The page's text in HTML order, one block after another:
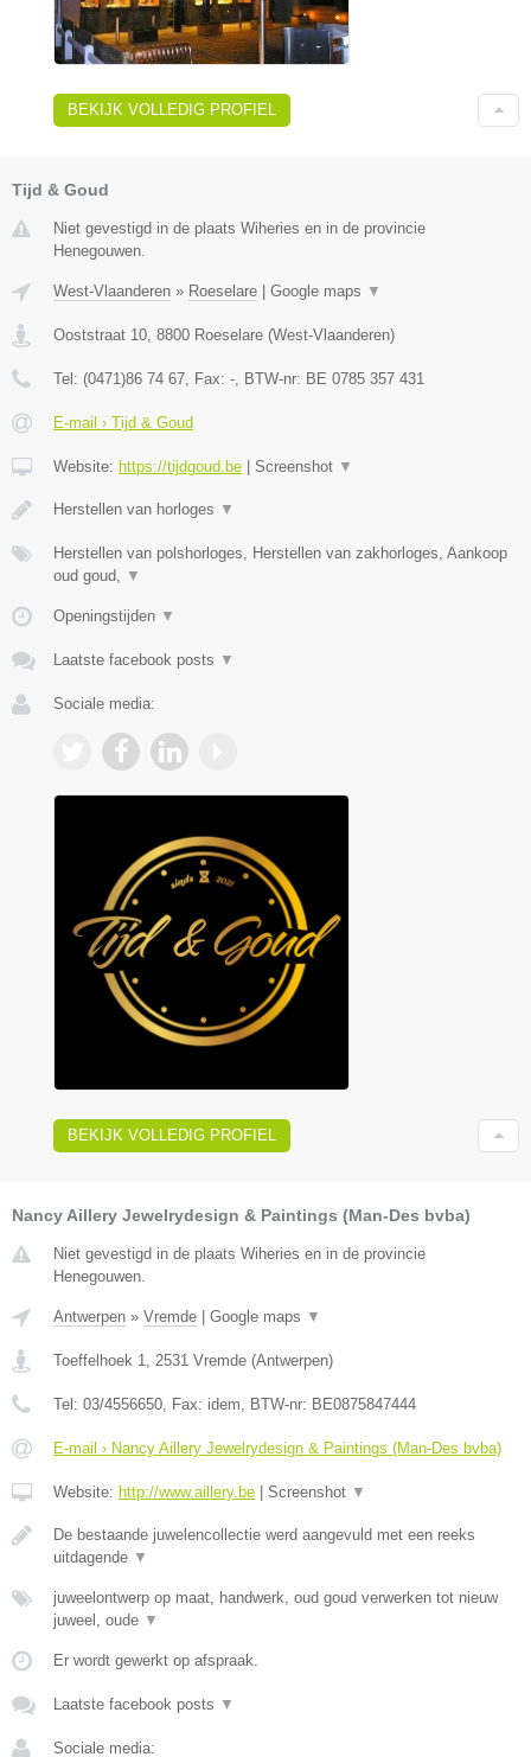
BEKIJK VOLLEDIG PROFIEL
Tijd & Goud
Niet gevestigd in de plaats Wiheries en in de provincie
Henegouwen.
West-Vlaanderen » Roeselare | Google maps ▼
Ooststraat 10 8800 Roeselare (West-Vlaanderen)
Tel: (0471)86 74 67 , Fax: - , BTW-nr: BE 0785 357 431
E-mail › Tijd & Goud
Website: https://tijdgoud.be | Screenshot ▼
Herstellen van horloges ▼
Herstellen van polshorloges, Herstellen van zakhorloges, Aankoop
oud goud,
▼
Openingstijden ▼
Laatste facebook posts ▼
Sociale media:
BEKIJK VOLLEDIG PROFIEL
Nancy Aillery Jewelrydesign & Paintings (Man-Des bvba)
Niet gevestigd in de plaats Wiheries en in de provincie
Henegouwen.
Antwerpen » Vremde | Google maps ▼
Toeffelhoek 1 2531 Vremde (Antwerpen)
Tel: 03/4556650 , Fax: idem , BTW-nr: BE0875847444
E-mail › Nancy Aillery Jewelrydesign & Paintings (Man-Des bvba)
Website: http://www.aillery.be | Screenshot ▼
De bestaande juwelencollectie werd aangevuld met een reeks
uitdagende ▼
juweelontwerp op maat, handwerk, oud goud verwerken tot nieuw
juweel, oude ▼
Er wordt gewerkt op afspraak.
Laatste facebook posts ▼
Sociale media: